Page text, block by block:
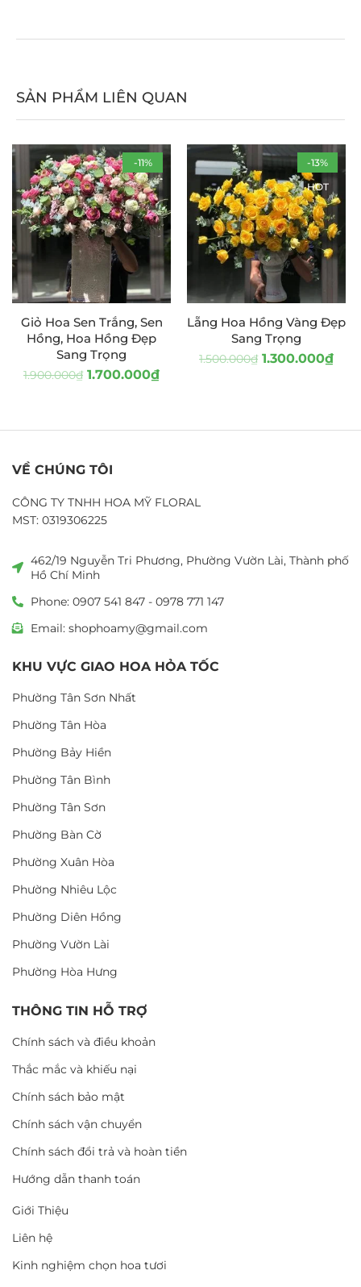
SẢN PHẨM LIÊN QUAN
-11%
Giỏ Hoa Sen Trắng, Sen
Hồng, Hoa Hồng Đẹp
Sang Trọng
1.900.000₫ 1.700.000₫
-13%
HOT
Lẵng Hoa Hồng Vàng Đẹp
Sang Trọng
1.500.000₫ 1.300.000₫
VỀ CHÚNG TÔI
CÔNG TY TNHH HOA MỸ FLORAL
MST: 0319306225
462/19 Nguyễn Tri Phương, Phường Vườn Lài, Thành phố
Hồ Chí Minh
Phone: 0907 541 847 - 0978 771 147
Email: shophoamy@gmail.com
KHU VỰC GIAO HOA HỎA TỐC
Phường Tân Sơn Nhất
Phường Tân Hòa
Phường Bảy Hiền
Phường Tân Bình
Phường Tân Sơn
Phường Bàn Cờ
Phường Xuân Hòa
Phường Nhiêu Lộc
Phường Diên Hồng
Phường Vườn Lài
Phường Hòa Hưng
THÔNG TIN HỖ TRỢ
Chính sách và điều khoản
Thắc mắc và khiếu nại
Chính sách bảo mật
Chính sách vận chuyển
Chính sách đổi trả và hoàn tiền
Hướng dẫn thanh toán
Giới Thiệu
Liên hệ
Kinh nghiệm chọn hoa tươi